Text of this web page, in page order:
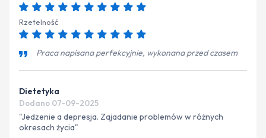
Rzetelność
Praca napisana perfekcyjnie, wykonana przed czasem
Dietetyka
Dodano 07-09-2025
"Jedzenie a depresja. Zajadanie problemów w różnych
okresach życia"